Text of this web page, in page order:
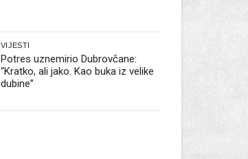
VIJESTI
Potres uznemirio Dubrovčane:
“Kratko, ali jako. Kao buka iz velike
dubine”